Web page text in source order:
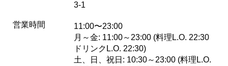
3-1
営業時間
11:00〜23:00
月～金: 11:00～23:00 (料理L.O. 22:30
ドリンクL.O. 22:30)
土、日、祝日: 10:30～23:00 (料理L.O.